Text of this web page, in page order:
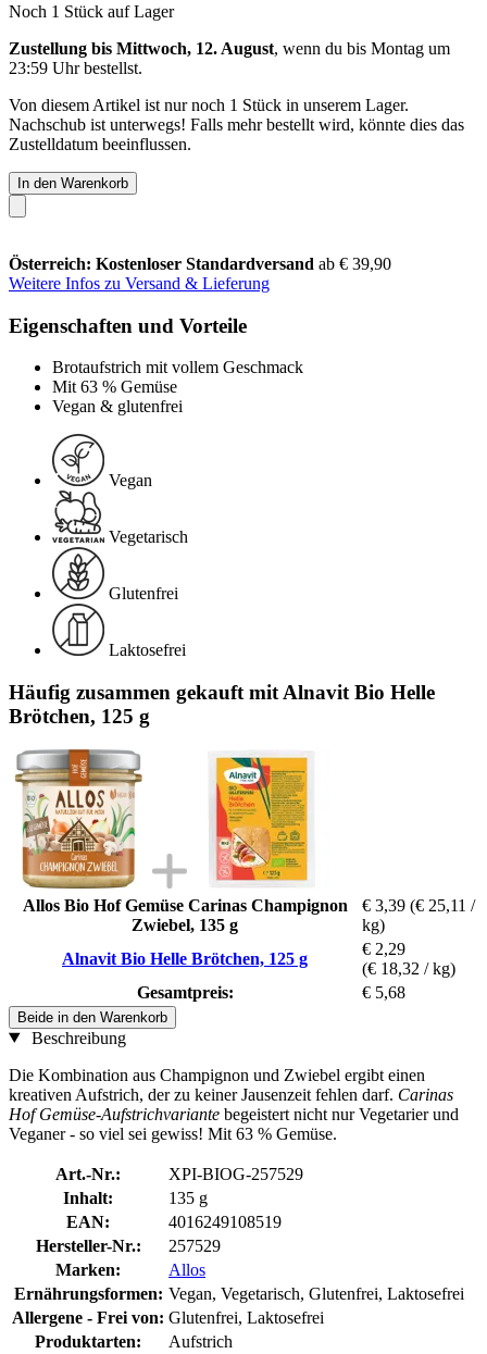
Noch 1 Stück auf Lager
Zustellung bis Mittwoch, 12. August, wenn du bis Montag um
23:59 Uhrbestellst.
Von diesem Artikel ist nur noch 1 Stück in unserem Lager.
Nachschub ist unterwegs! Falls mehr bestellt wird, könnte dies das
Zustelldatum beeinflussen.
In den Warenkorb
Österreich: Kostenloser Standardversand ab € 39,90
Weitere Infos zu Versand & Lieferung
Eigenschaften und Vorteile
Brotaufstrich mit vollem Geschmack
Mit 63 % Gemüse
Vegan & glutenfrei
Vegan
Vegetarisch
Glutenfrei
Laktosefrei
Häufig zusammen gekauft mit Alnavit Bio Helle
Brötchen, 125 g
Allos Bio Hof Gemüse Carinas Champignon
Zwiebel, 135 g
€ 3,39 (€ 25,11 /
kg)
Alnavit Bio Helle Brötchen, 125 g
€ 2,29
(€ 18,32 / kg)
Gesamtpreis:
€ 5,68
Beide in den Warenkorb
Beschreibung
Die Kombination aus Champignon und Zwiebel ergibt einen
kreativen Aufstrich, der zu keiner Jausenzeit fehlen darf. Carinas
Hof Gemüse-Aufstrichvariante begeistert nicht nur Vegetarier und
Veganer - so viel sei gewiss! Mit 63 % Gemüse.
Art.-Nr.:
XPI-BIOG-257529
Inhalt:
135 g
EAN:
4016249108519
Hersteller-Nr.:
257529
Marken:
Allos
Ernährungsformen: Vegan, Vegetarisch, Glutenfrei, Laktosefrei
Allergene - Frei von: Glutenfrei, Laktosefrei
Produktarten:
Aufstrich